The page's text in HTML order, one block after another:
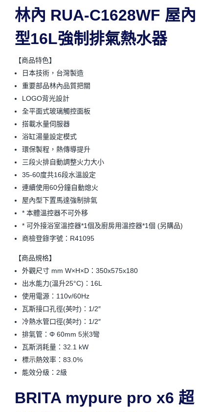
林內 RUA-C1628WF 屋內
型16L強制排氣熱水器
【商品特色】
日本技術，台灣製造
重要部品林內品質把關
LOGO背光設計
全平面式玻璃觸控面板
搭載水量伺服器
浴缸湯量設定模式
環保製程，熱傳導提升
三段火排自動調整火力大小
35-60度共16段水溫設定
連續使用60分鐘自動熄火
屋內型下置馬達強制排氣
* 本體溫控器不可外移
* 可外接浴室溫控器*1個及廚房用溫控器*1個 (另購品)
商檢登錄字號：R41095
【商品規格】
外觀尺寸 mm W×H×D：350x575x180
出水能力(溫升25°C)：16L
使用電源：110v/60Hz
瓦斯接口孔徑(英吋)：1/2″
冷熱水管口徑(英吋)：1/2″
排氣管：Φ 60mm 5米3彎
瓦斯消耗量：32.1 kW
標示熱效率：83.0%
能效分級：2級
BRITA mypure pro x6 超